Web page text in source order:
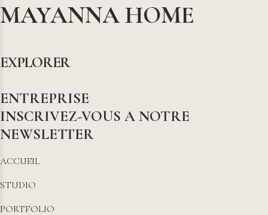
MAYANNA HOME
EXPLORER
ENTREPRISE
INSCRIVEZ-VOUS A NOTRE
NEWSLETTER
ACCUEIL
STUDIO
PORTFOLIO